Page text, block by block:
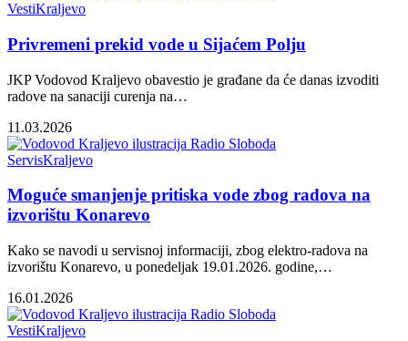
VestiKraljevo
Privremeni prekid vode u Sijaćem Polju
JKP Vodovod Kraljevo obavestio je građane da će danas izvoditi
radove na sanaciji curenja na…
11.03.2026
ServisKraljevo
Moguće smanjenje pritiska vode zbog radova na
izvorištu Konarevo
Kako se navodi u servisnoj informaciji, zbog elektro-radova na
izvorištu Konarevo, u ponedeljak 19.01.2026. godine,…
16.01.2026
VestiKraljevo